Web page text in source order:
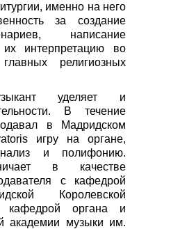
именно на него
за создание
написание
интерпретацию во
религиозных
уделяет и
В течение
в Мадридском
игру на органе,
и полифонию.
в качестве
с кафедрой
Королевской
кафедрой органа и
академии музыки им.